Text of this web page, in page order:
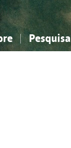
Pesquisa
sociais...
sociais...